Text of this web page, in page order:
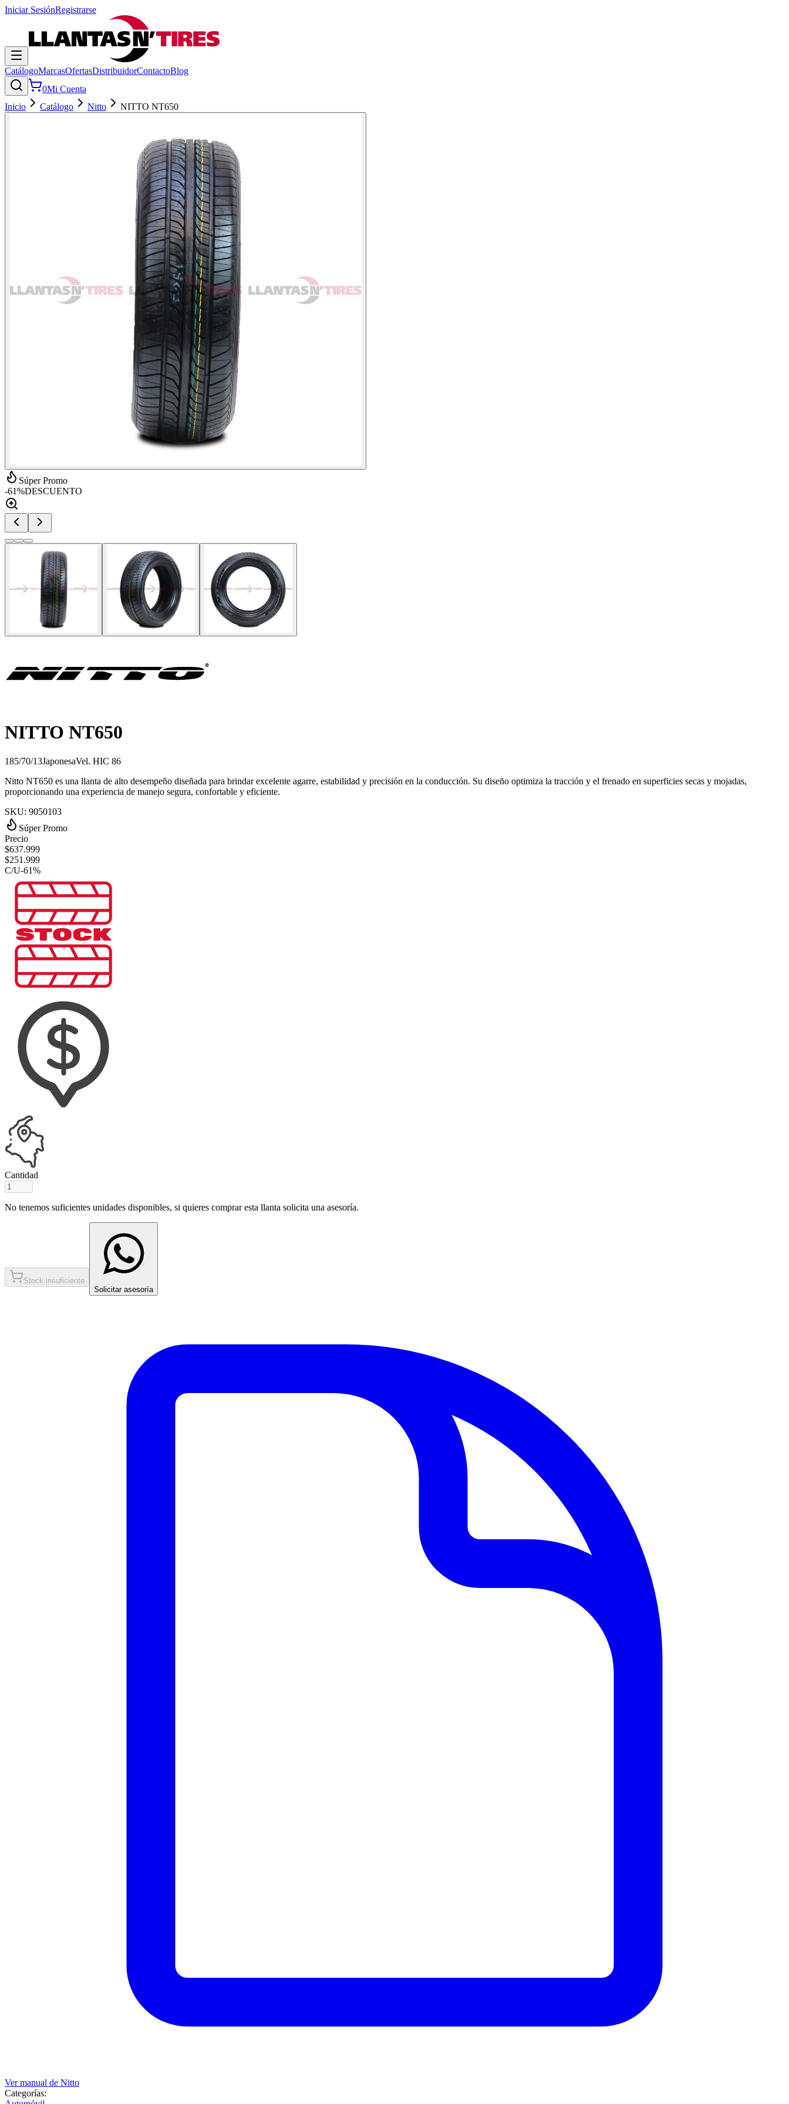
Iniciar SesiónRegistrarse
CatálogoMarcasOfertasDistribuidorContactoBlog
0Mi Cuenta
Inicio
Catálogo Nitto NITTO NT650
Súper Promo
-61%DESCUENTO
NITTO NT650
185/70/13JaponesaVel. HIC 86
Nitto NT650 es una llanta de alto desempeño diseñada para brindar excelente agarre, estabilidad y precisión en la conducción. Su diseño optimiza la tracción y el frenado en superficies secas y mojadas,
proporcionando una experiencia de manejo segura, confortable y eficiente.
SKU: 9050103
Súper Promo
Precio
$637.999
$251.999
C/U-61%
Cantidad
No tenemos suficientes unidades disponibles, si quieres comprar esta llanta solicita una asesoría.
Stock insuficiente
Solicitar asesoría
Ver manual de Nitto
Categorías: